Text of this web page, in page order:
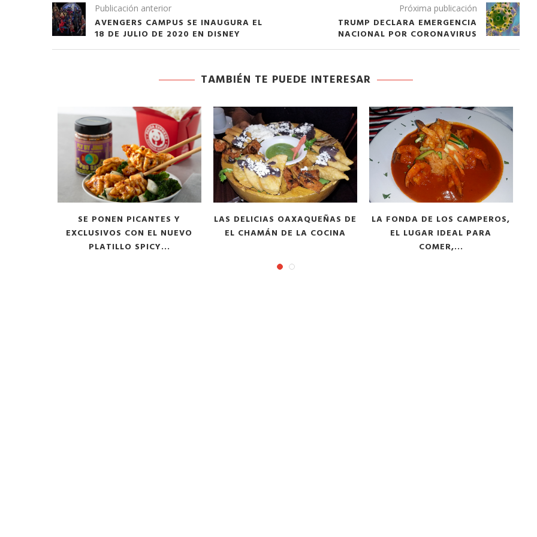
Publicación anterior
AVENGERS CAMPUS SE INAUGURA EL
18 DE JULIO DE 2020 EN DISNEY
Próxima publicación
TRUMP DECLARA EMERGENCIA
NACIONAL POR CORONAVIRUS
TAMBIÉN TE PUEDE INTERESAR
SE PONEN PICANTES Y
EXCLUSIVOS CON EL NUEVO
PLATILLO SPICY...
LAS DELICIAS OAXAQUEÑAS DE
EL CHAMÁN DE LA COCINA
LA FONDA DE LOS CAMPEROS,
EL LUGAR IDEAL PARA
COMER,...
CDC claims...
03/18/2026
Tu voz importa ¡Sal a votar!
11/03/2025